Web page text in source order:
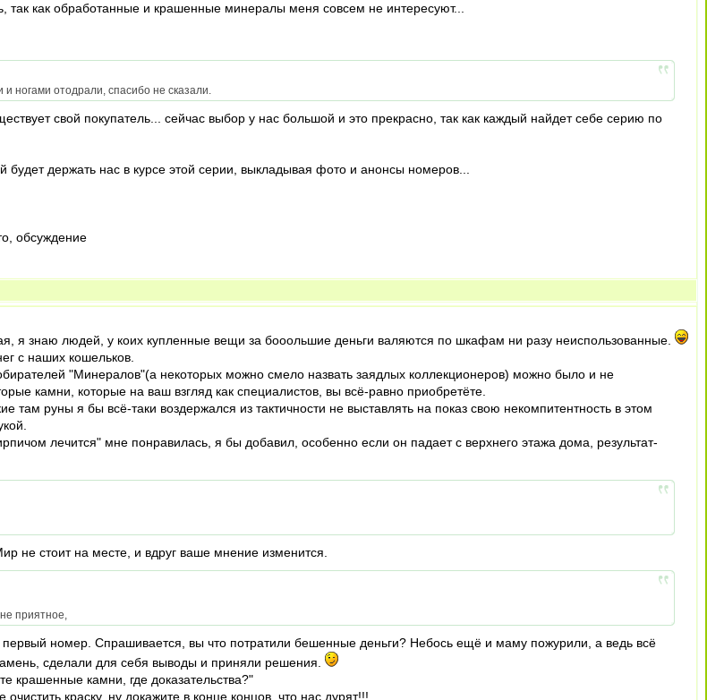
как обработанные и крашенные минералы меня совсем не интересуют...
ногами отодрали, спасибо не сказали.
свой покупатель... сейчас выбор у нас большой и это прекрасно, так как каждый найдет себе серию по
держать нас в курсе этой серии, выкладывая фото и анонсы номеров...
я знаю людей, у коих купленные вещи за бооольшие деньги валяются по шкафам ни разу неиспользованные.
с наших кошельков.
"Минералов"(а некоторых можно смело назвать заядлых коллекционеров) можно было и не
камни, которые на ваш взгляд как специалистов, вы всё-равно приобретёте.
там руны я бы всё-таки воздержался из тактичности не выставлять на показ свою некомпитентность в этом
лечится" мне понравилась, я бы добавил, особенно если он падает с верхнего этажа дома, результат-
не стоит на месте, и вдруг ваше мнение изменится.
приятное,
номер. Спрашивается, вы что потратили бешенные деньги? Небось ещё и маму пожурили, а ведь всё
сделали для себя выводы и приняли решения.
крашенные камни, где доказательства?"
краску, ну докажите в конце концов, что нас дурят!!!